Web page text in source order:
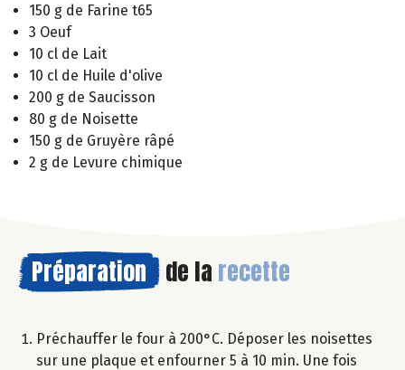
150 g de Farine t65
3 Oeuf
10 cl de Lait
10 cl de Huile d'olive
200 g de Saucisson
80 g de Noisette
150 g de Gruyère râpé
2 g de Levure chimique
Préparation de la recette
Préchauffer le four à 200°C. Déposer les noisettes
sur une plaque et enfourner 5 à 10 min. Une fois